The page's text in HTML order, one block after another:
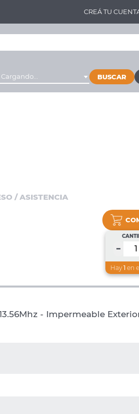
CREÁ TU
Cargando... BUSCAR
/ ASISTENCIA
–
Hay 1en
- Impermeable